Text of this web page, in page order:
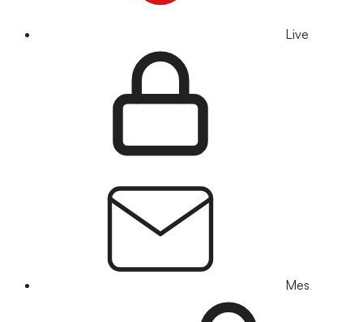
Live
Mes